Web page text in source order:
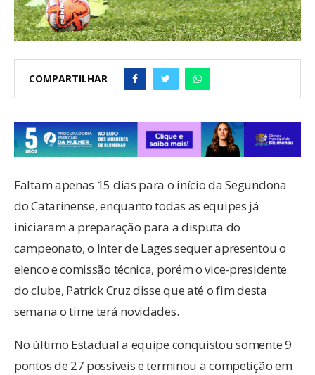
COMPARTILHAR
Faltam apenas 15 dias para o início da Segundona
do Catarinense, enquanto todas as equipes já
iniciaram a preparação para a disputa do
campeonato, o Inter de Lages sequer apresentou o
elenco e comissão técnica, porém o vice-presidente
do clube, Patrick Cruz disse que até o fim desta
semana o time terá novidades.
No último Estadual a equipe conquistou somente 9
pontos de 27 possíveis e terminou a competição em